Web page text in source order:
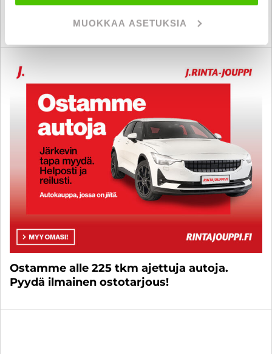
MUOKKAA ASETUKSIA
KATSO TIEDOT WHATSAPP
Ostamme alle 225 tkm ajettuja autoja.
Pyydä ilmainen ostotarjous!